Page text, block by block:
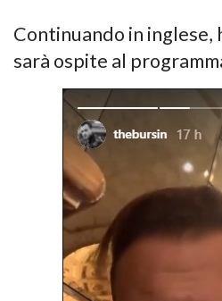
Continuando in inglese,
sarà ospite al